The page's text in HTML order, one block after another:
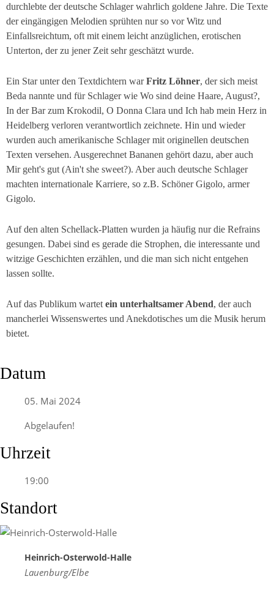
durchlebte der deutsche Schlager wahrlich goldene Jahre. Die Texte
der eingängigen Melodien sprühten nur so vor Witz und
Einfallsreichtum, oft mit einem leicht anzüglichen, erotischen
Unterton, der zu jener Zeit sehr geschätzt wurde.
Ein Star unter den Textdichtern warFritz Löhner, der sich meist
Beda nannte und für Schlager wie Wo sind deine Haare, August?,
In der Bar zum Krokodil, O Donna Clara und Ich hab mein Herz in
Heidelberg verloren verantwortlich zeichnete. Hin und wieder
wurden auch amerikanische Schlager mit originellen deutschen
Texten versehen. Ausgerechnet Bananen gehört dazu, aber auch
Mir geht's gut (Ain't she sweet?). Aber auch deutsche Schlager
machten internationale Karriere, so z.B. Schöner Gigolo, armer
Gigolo.
Auf den alten Schellack-Platten wurden ja häufig nur die Refrains
gesungen. Dabei sind es gerade die Strophen, die interessante und
witzige Geschichten erzählen, und die man sich nicht entgehen
lassen sollte.
Auf das Publikum wartet ein unterhaltsamer Abend, der auch
mancherlei Wissenswertes und Anekdotisches um die Musik herum
bietet.
Datum
05. Mai 2024
Abgelaufen!
Uhrzeit
19:00
Standort
Heinrich-Osterwold-Halle
Lauenburg/Elbe